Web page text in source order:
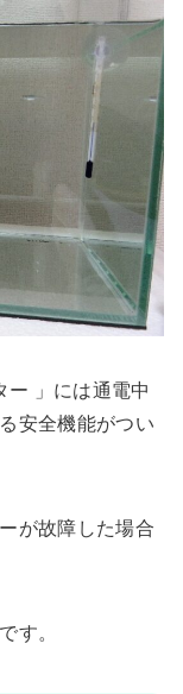
ー 」には通電中
安全機能がつい
が故障した場合
す。